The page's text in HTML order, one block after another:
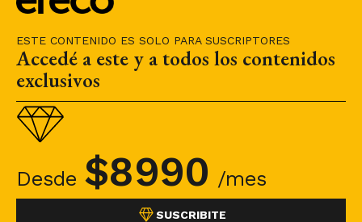
ESTE CONTENIDO ES SOLO PARA SUSCRIPTORES
Accedé a este y a todos los contenidos
exclusivos
Desde $8990 /mes
SUSCRIBITE